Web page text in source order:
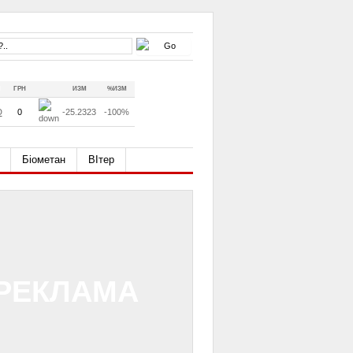
ГРН ИЗМ %ИЗМ
0 -25.2323 -100%
Біометан ВІтер